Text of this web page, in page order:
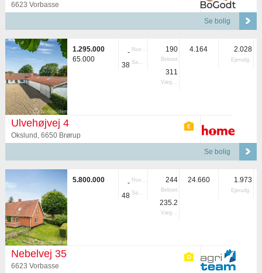
6623 Vorbasse
Se bolig
1.295.000
65.000
- Nuvær.
38 Samlet
190
Beboet
311
Vægtet
4.164 2.028
Ejerudg.
Ulvehøjvej 4
Okslund, 6650 Brørup
Se bolig
5.800.000 - Nuvær.
48 Samlet
244
Beboet
235.2
Vægtet
24.660 1.973
Ejerudg.
Nebelvej 35
6623 Vorbasse